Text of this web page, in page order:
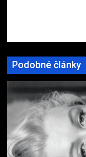
Podobné články